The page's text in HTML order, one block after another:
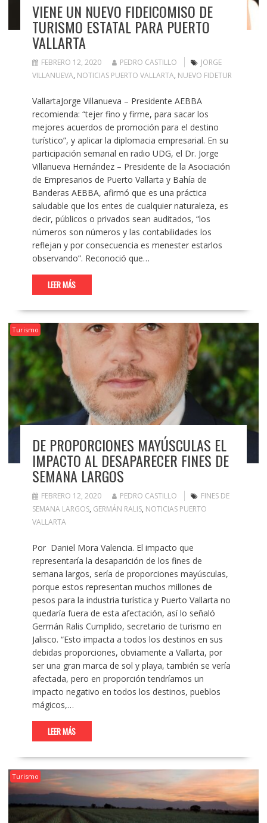
VIENE UN NUEVO FIDEICOMISO DE
TURISMO ESTATAL PARA PUERTO
VALLARTA
FEBRERO 12, 2020 PEDRO CASTILLO
JORGE
VILLANUEVA, NOTICIAS PUERTO VALLARTA, NUEVO FIDETUR
VallartaJorge Villanueva – Presidente AEBBA
recomienda: “tejer fino y firme, para sacar los
mejores acuerdos de promoción para el destino
turístico”, y aplicar la diplomacia empresarial. En su
participación semanal en radio UDG, el Dr. Jorge
Villanueva Hernández – Presidente de la Asociación
de Empresarios de Puerto Vallarta y Bahía de
Banderas AEBBA, afirmó que es una práctica
saludable que los entes de cualquier naturaleza, es
decir, públicos o privados sean auditados, “los
números son números y las contabilidades los
reflejan y por consecuencia es menester estarlos
observando”. Reconoció que…
LEER MÁS
Turismo
DE PROPORCIONES MAYÚSCULAS EL
IMPACTO AL DESAPARECER FINES DE
SEMANA LARGOS
FEBRERO 12, 2020 PEDRO CASTILLO
FINES DE
SEMANA LARGOS, GERMÁN RALIS, NOTICIAS PUERTO
VALLARTA
Por Daniel Mora Valencia. El impacto que
representaría la desaparición de los fines de
semana largos, sería de proporciones mayúsculas,
porque estos representan muchos millones de
pesos para la industria turística y Puerto Vallarta no
quedaría fuera de esta afectación, así lo señaló
Germán Ralis Cumplido, secretario de turismo en
Jalisco. “Esto impacta a todos los destinos en sus
debidas proporciones, obviamente a Vallarta, por
ser una gran marca de sol y playa, también se vería
afectada, pero en proporción tendríamos un
impacto negativo en todos los destinos, pueblos
mágicos,…
LEER MÁS
Turismo